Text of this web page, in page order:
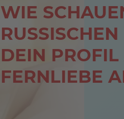
WIE
DEIN PROFIL
FERNLIEBE